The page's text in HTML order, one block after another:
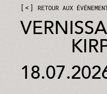
< RETOUR AUX